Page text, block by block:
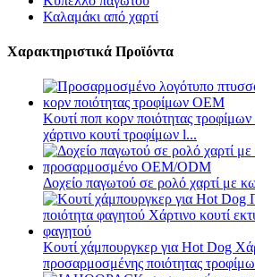
Καλαμάκι από χαρτί
Χαρακτηριστικά Προϊόντα
Κουτί ποπ κορν ποιότητας
χάρτινο κουτί τροφίμων l...
Δοχείο παγωτού σε ρολό χαρτί με
Κουτί χάμπουργκερ για Hot Dog
προσαρμοσμένης ποιότητας